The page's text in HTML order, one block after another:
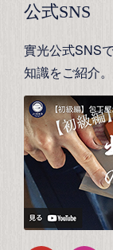
公式SNS
實光公式SNS
知識をご紹介。